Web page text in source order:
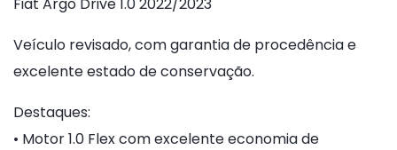
Veículo revisado, com garantia de procedência e
excelente estado de conservação.
Destaques:
• Motor 1.0 Flex com excelente economia de